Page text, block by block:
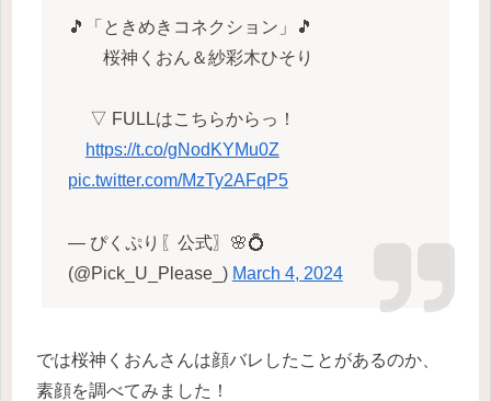
🎵「ときめきコネクション」🎵
桜神くおん＆紗彩木ひそり
▽ FULLはこちらからっ！
https://t.co/gNodKYMu0Z
pic.twitter.com/MzTy2AFqP5
— ぴくぷり〖公式〗🌸💍
(@Pick_U_Please_) March 4, 2024
では桜神くおんさんは顔バレしたことがあるのか、
素顔を調べてみました！